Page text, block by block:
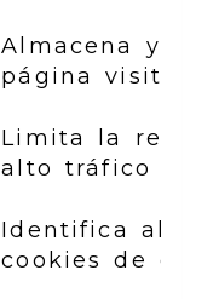
Almacena y
página visitada
Limita la
alto tráfico
Identifica al
cookies de